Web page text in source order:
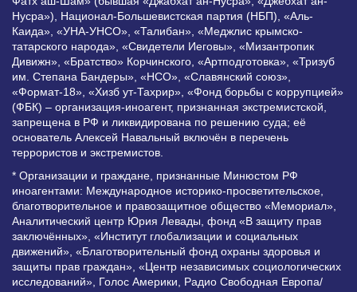
Нусра»), Национал-Большевистская партия (НБП), «Аль-
Каида», «УНА-УНСО», «Талибан», «Меджлис крымско-
татарского народа», «Свидетели Иеговы», «Мизантропик
Дивижн», «Братство» Корчинского, «Артподготовка», «Тризуб
им. Степана Бандеры», «НСО», «Славянский союз»,
«Формат-18», «Хизб ут-Тахрир», «Фонд борьбы с коррупцией»
(ФБК) – организация-иноагент, признанная экстремистской,
запрещена в РФ и ликвидирована по решению суда; её
основатель Алексей Навальный включён в перечень
террористов и экстремистов.
* Организации и граждане, признанные Минюстом РФ
иноагентами: Международное историко-просветительское,
благотворительное и правозащитное общество «Мемориал»,
Аналитический центр Юрия Левады, фонд «В защиту прав
заключённых», «Институт глобализации и социальных
движений», «Благотворительный фонд охраны здоровья и
защиты прав граждан», «Центр независимых социологических
исследований», Голос Америки, Радио Свободная Европа/